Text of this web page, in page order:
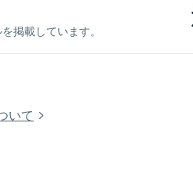
掲載しています。
いて